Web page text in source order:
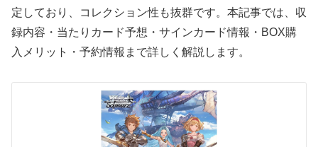
定しており、コレクション性も抜群です。本記事では、収
録内容・当たりカード予想・サインカード情報・BOX購
入メリット・予約情報まで詳しく解説します。